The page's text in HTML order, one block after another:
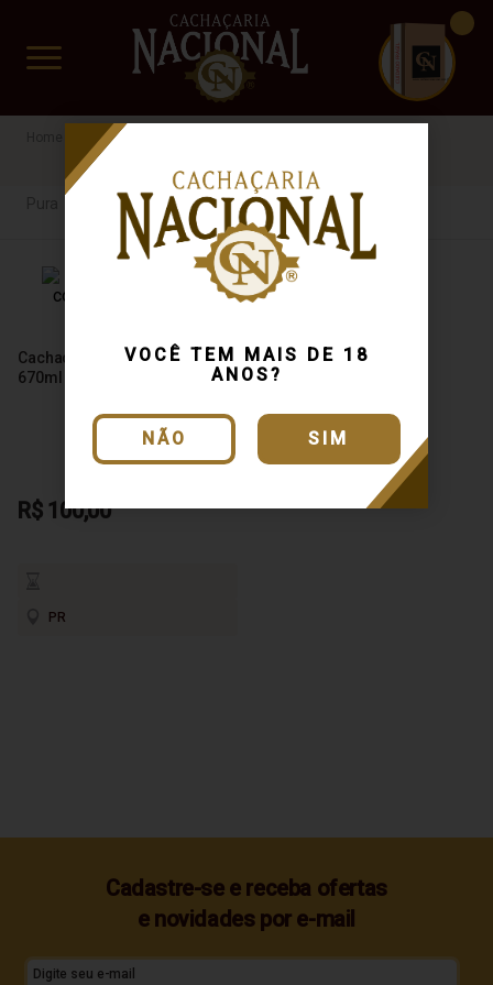
VOCÊ TEM MAIS DE 18
ANOS?
NÃO SIM
www.cachacarianacional.com.br
CUIDADO FRÁGIL
Cachaça
Cachaça Companheira Prata
670ml
R$ 100,00
PR
Cadastre-se e receba ofertas
e novidades por e-mail
Digite seu e-mail